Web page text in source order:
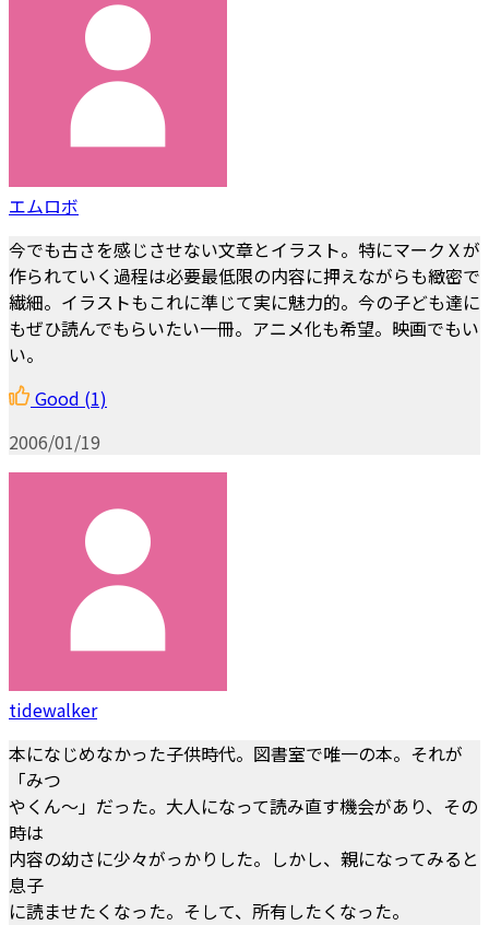
エムロボ
今でも古さを感じさせない文章とイラスト。特にマークＸが
作られていく過程は必要最低限の内容に押えながらも緻密で
繊細。イラストもこれに準じて実に魅力的。今の子ども達に
もぜひ読んでもらいたい一冊。アニメ化も希望。映画でもい
い。
Good (1)
2006/01/19
tidewalker
本になじめなかった子供時代。図書室で唯一の本。それが
「みつ
やくん～」だった。大人になって読み直す機会があり、その
時は
内容の幼さに少々がっかりした。しかし、親になってみると
息子
に読ませたくなった。そして、所有したくなった。